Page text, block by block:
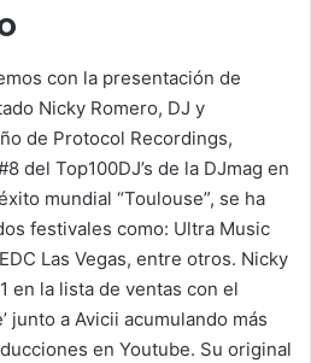
con la presentación de
Nicky Romero, DJ y
de Protocol Recordings,
del Top100DJ’s de la DJmag en
mundial “Toulouse”, se ha
festivales como: Ultra Music
Las Vegas, entre otros. Nicky
en la lista de ventas con el
junto a Avicii acumulando más
en Youtube. Su original